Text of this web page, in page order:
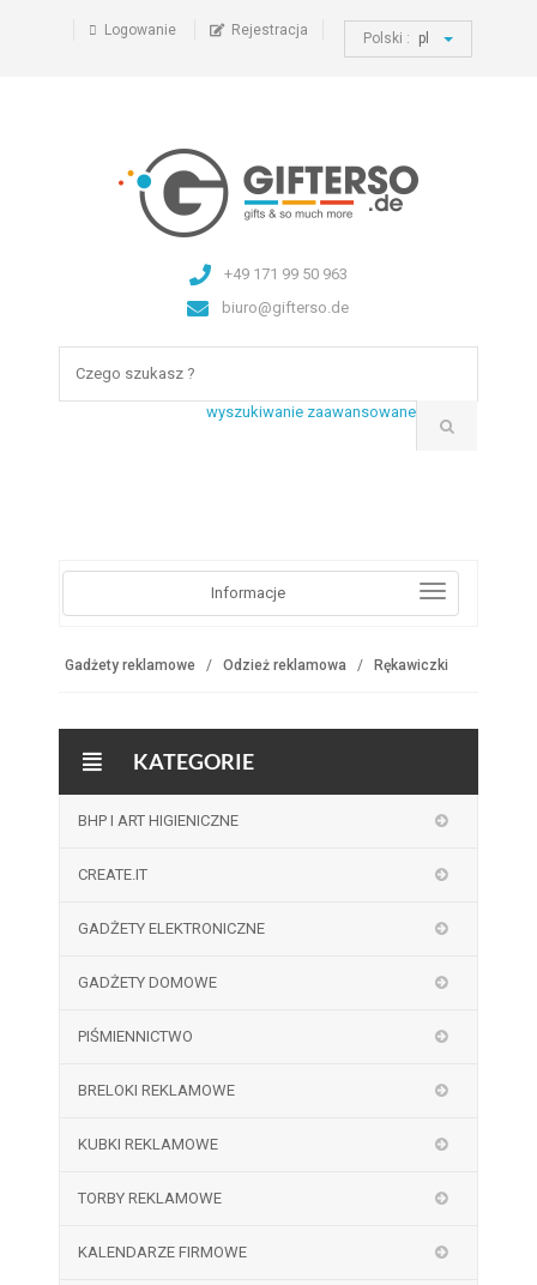
Logowanie Rejestracja Polski : pl
+49 171 99 50 963
biuro@gifterso.de
wyszukiwanie zaawansowane
Informacje
Gadżety reklamowe Odzież reklamowa Rękawiczki
KATEGORIE
BHP I ART HIGIENICZNE
CREATE.IT
GADŻETY ELEKTRONICZNE
GADŻETY DOMOWE
PIŚMIENNICTWO
BRELOKI REKLAMOWE
KUBKI REKLAMOWE
TORBY REKLAMOWE
KALENDARZE FIRMOWE